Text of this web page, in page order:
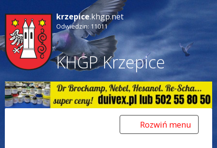
krzepice.khgp.net
Odwiedzin: 11011
KHGP Krzepice
Toggle
navigation
Rozwiń menu